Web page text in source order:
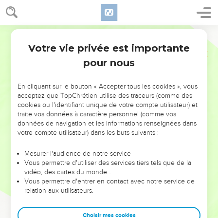
NE MANQUEZ PAS L’ÉVÉNEMENT
DE L’ANNÉE !
ET SI LEURS ERREURS POUVAIENT VOUS ÉVITER LES
VOTRES ?
leur foi ou leur vision. Mais on voit moins les doutes, les erreurs
et les saisons difficiles qu'ils ont traversés, alors même que ce
sont elles qui les ont façonnés.
Dans cette conférence, leaders, entrepreneurs, et responsables
clés pour avancer avec plus de sagesse afin que leurs erreurs
Votre vie privée est importante
pour nous
En cliquant sur le bouton « Accepter tous les cookies », vous
acceptez que TopChrétien utilise des traceurs (comme des
cookies ou l'identifiant unique de votre compte utilisateur) et
traite vos données à caractère personnel (comme vos
données de navigation et les informations renseignées dans
votre compte utilisateur) dans les buts suivants :
Mesurer l'audience de notre service
Vous permettre d'utiliser des services tiers tels que de la
vidéo, des cartes du monde…
Vous permettre d'entrer en contact avec notre service de
relation aux utilisateurs.
Choisir mes cookies